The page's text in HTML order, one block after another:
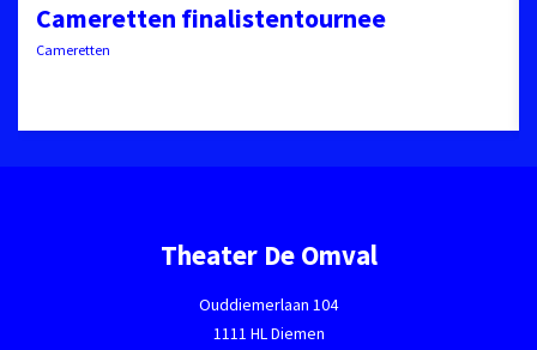
Cameretten finalistentournee
Cameretten
Theater De Omval
Ouddiemerlaan 104
1111 HL Diemen